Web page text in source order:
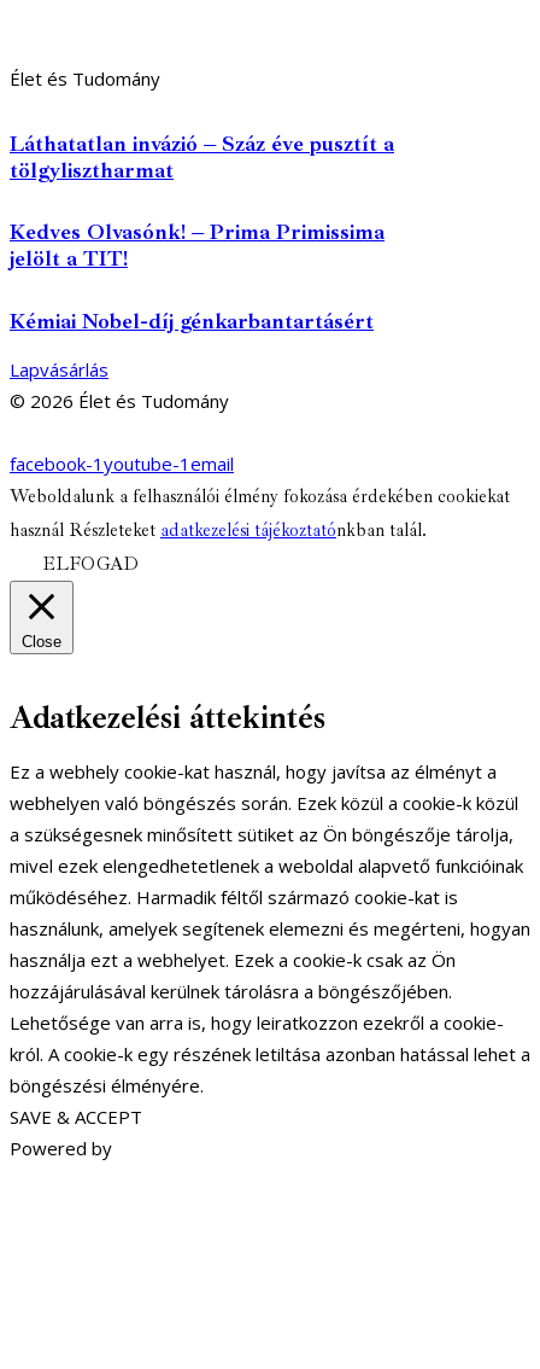
Élet és Tudomány
Láthatatlan invázió – Száz éve pusztít a
tölgylisztharmat
Kedves Olvasónk! – Prima Primissima
jelölt a TIT!
Kémiai Nobel-díj génkarbantartásért
Lapvásárlás
© 2026 Élet és Tudomány
facebook-1 youtube-1 email
Weboldalunk a felhasználói élmény fokozása érdekében cookiekat
használ Részleteket adatkezelési tájékoztatónkban talál.
ELFOGAD
Close
Adatkezelési áttekintés
Ez a webhely cookie-kat használ, hogy javítsa az élményt a
webhelyen való böngészés során. Ezek közül a cookie-k közül
a szükségesnek minősített sütiket az Ön böngészője tárolja,
mivel ezek elengedhetetlenek a weboldal alapvető funkcióinak
működéséhez. Harmadik féltől származó cookie-kat is
használunk, amelyek segítenek elemezni és megérteni, hogyan
használja ezt a webhelyet. Ezek a cookie-k csak az Ön
hozzájárulásával kerülnek tárolásra a böngészőjében.
Lehetősége van arra is, hogy leiratkozzon ezekről a cookie-
król. A cookie-k egy részének letiltása azonban hatással lehet a
böngészési élményére.
SAVE & ACCEPT
Powered by